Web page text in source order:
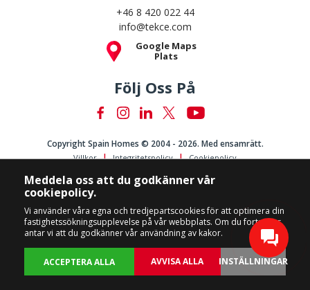
+46 8 420 022 44
info@tekce.com
Google Maps
Plats
Följ Oss På
Copyright Spain Homes © 2004 - 2026. Med ensamrätt.
Villkor Integritetspolicy Cookiepolicy
Meddela oss att du godkänner vår
cookiepolicy.
Vi använder våra egna och tredjepartscookies för att optimera din
fastighetssökningsupplevelse på vår webbplats. Om du fortsätter
antar vi att du godkänner vår användning av kakor.
ACCEPTERA ALLA AVVISA ALLA INSTÄLLNINGAR